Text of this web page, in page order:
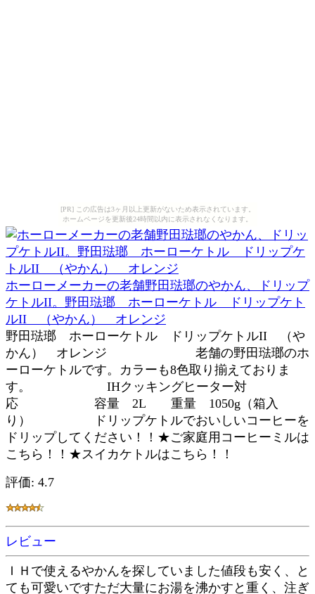
[PR] この広告は3ヶ月以上更新がないため表示されています。
ホームページを更新後24時間以内に表示されなくなります。
ホーローメーカーの老舗野田琺瑯のやかん、ドリップ
ケトルII。野田琺瑯 ホーローケトル ドリップケト
ルII （やかん） オレンジ
野田琺瑯 ホーローケトル ドリップケトルII （や
かん） オレンジ 老舗の野田琺瑯のホ
ーローケトルです。カラーも8色取り揃えておりま
す。 IHクッキングヒーター対
応 容量 2L 重量 1050g（箱入
り） ドリップケトルでおいしいコーヒーを
ドリップしてください！！★ご家庭用コーヒーミルは
こちら！！★スイカケトルはこちら！！
評価: 4.7
レビュー
ＩＨで使えるやかんを探していました値段も安く、と
ても可愛いですただ大量にお湯を沸かすと重く、注ぎ